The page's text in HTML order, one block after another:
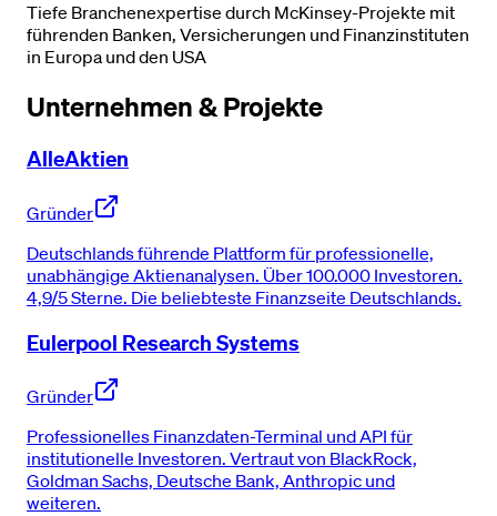
Tiefe Branchenexpertise durch McKinsey-Projekte mit
führenden Banken, Versicherungen und Finanzinstituten
in Europa und den USA
Unternehmen & Projekte
AlleAktien
Gründer
Deutschlands führende Plattform für professionelle,
unabhängige Aktienanalysen. Über 100.000 Investoren.
4,9/5 Sterne. Die beliebteste Finanzseite Deutschlands.
Eulerpool Research Systems
Gründer
Professionelles Finanzdaten-Terminal und API für
institutionelle Investoren. Vertraut von BlackRock,
Goldman Sachs, Deutsche Bank, Anthropic und
weiteren.